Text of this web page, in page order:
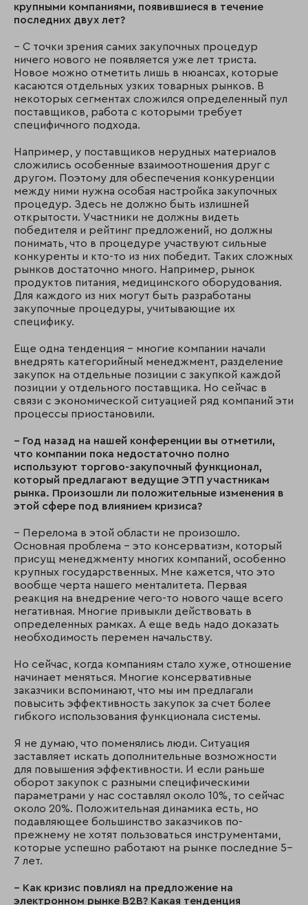
крупными компаниями, появившиеся в течение
последних двух лет?
– С точки зрения самих закупочных процедур
ничего нового не появляется уже лет триста.
Новое можно отметить лишь в нюансах, которые
касаются отдельных узких товарных рынков. В
некоторых сегментах сложился определенный пул
поставщиков, работа с которыми требует
специфичного подхода.
Например, у поставщиков нерудных материалов
сложились особенные взаимоотношения друг с
другом. Поэтому для обеспечения конкуренции
между ними нужна особая настройка закупочных
процедур. Здесь не должно быть излишней
открытости. Участники не должны видеть
победителя и рейтинг предложений, но должны
понимать, что в процедуре участвуют сильные
конкуренты и кто-то из них победит. Таких сложных
рынков достаточно много. Например, рынок
продуктов питания, медицинского оборудования.
Для каждого из них могут быть разработаны
закупочные процедуры, учитывающие их
специфику.
Еще одна тенденция – многие компании начали
внедрять категорийный менеджмент, разделение
закупок на отдельные позиции с закупкой каждой
позиции у отдельного поставщика. Но сейчас в
связи с экономической ситуацией ряд компаний эти
процессы приостановили.
– Год назад на нашей конференции вы отметили,
что компании пока недостаточно полно
используют торгово-закупочный функционал,
который предлагают ведущие ЭТП участникам
рынка. Произошли ли положительные изменения в
этой сфере под влиянием кризиса?
– Перелома в этой области не произошло.
Основная проблема – это консерватизм, который
присущ менеджменту многих компаний, особенно
крупных государственных. Мне кажется, что это
вообще черта нашего менталитета. Первая
реакция на внедрение чего-то нового чаще всего
негативная. Многие привыкли действовать в
определенных рамках. А еще ведь надо доказать
необходимость перемен начальству.
Но сейчас, когда компаниям стало хуже, отношение
начинает меняться. Многие консервативные
заказчики вспоминают, что мы им предлагали
повысить эффективность закупок за счет более
гибкого использования функционала системы.
Я не думаю, что поменялись люди. Ситуация
заставляет искать дополнительные возможности
для повышения эффективности. И если раньше
оборот закупок с разными специфическими
параметрами у нас составлял около 10%, то сейчас
около 20%. Положительная динамика есть, но
подавляющее большинство заказчиков по-
прежнему не хотят пользоваться инструментами,
которые успешно работают на рынке последние 5–
7 лет.
– Как кризис повлиял на предложение на
электронном рынке B2B? Какая тенденция